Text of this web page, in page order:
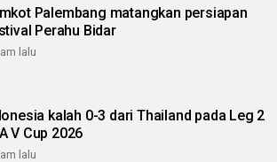
Palembang matangkan persiapan
Perahu Bidar
lalu
kalah 0-3 dari Thailand pada Leg 2
V Cup 2026
lalu